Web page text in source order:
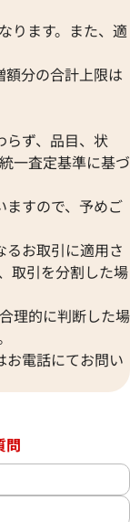
ります。また、適
分の合計上限は
らず、品目、状
一査定基準に基づ
ますので、予めご
お取引に適用さ
取引を分割した場
理的に判断した場
お電話にてお問い
問